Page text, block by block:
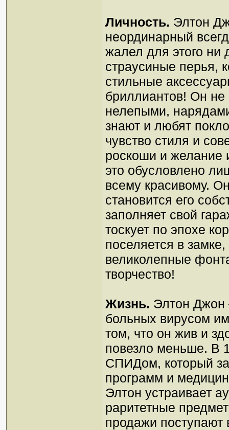
Личность. Элтон
неординарный
жалел для этого ни
страусиные перья,
стильные
бриллиантов! Он не
нелепыми,
знают и любят
чувство стиля и
роскоши и желание
это обусловлено
всему красивому.
становится его
заполняет свой
тоскует по эпохе
поселяется в
великолепные
творчество!
Жизнь. Элтон Джон
больных вирусом
том, что он жив и
повезло меньше. В
СПИДом, который
программ и
Элтон устраивает
раритетные
продажи